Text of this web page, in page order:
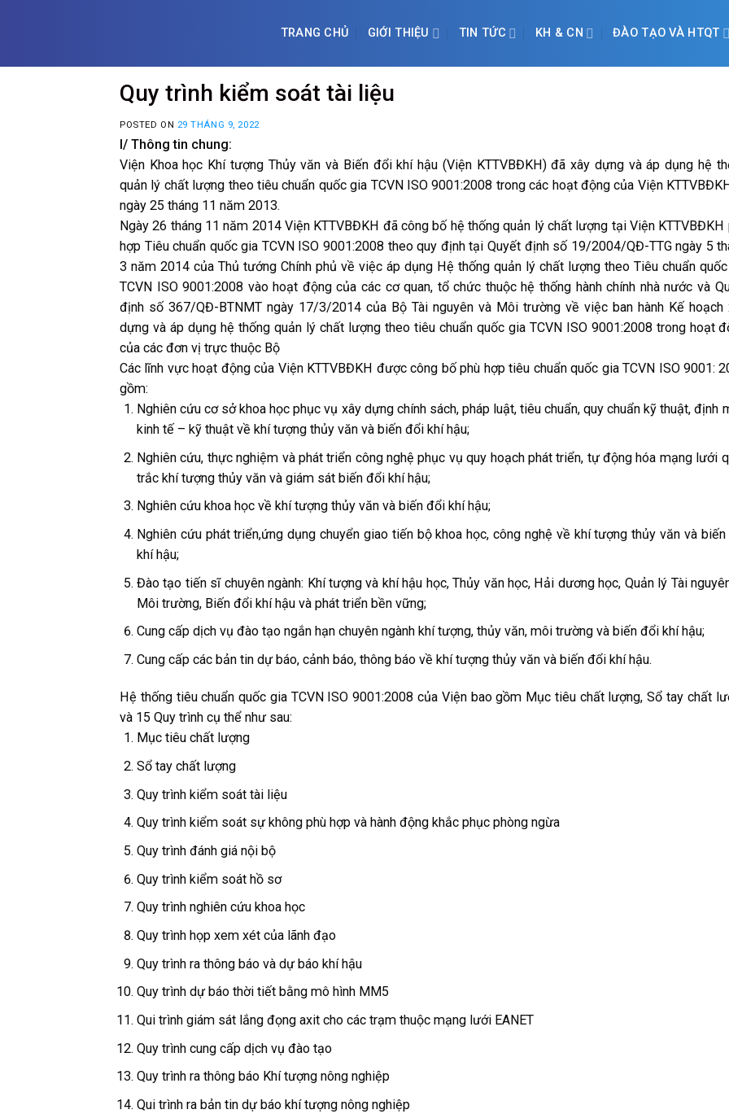
TRANG CHỦ GIỚI THIỆU TIN TỨC KH & CN ĐÀO TẠO VÀ HTQT
Quy trình kiểm soát tài liệu
POSTED ON 29 THÁNG 9, 2022
I/ Thông tin chung:
Viện Khoa học Khí tượng Thủy văn và Biến đổi khí hậu (Viện KTTVBĐKH) đã xây dựng và áp dụng hệ
quản lý chất lượng theo tiêu chuẩn quốc gia TCVN ISO 9001:2008 trong các hoạt động của Viện
ngày 25 tháng 11 năm 2013.
Ngày 26 tháng 11 năm 2014 Viện KTTVBĐKH đã công bố hệ thống quản lý chất lượng tại Viện KTTVBĐKH
hợp Tiêu chuẩn quốc gia TCVN ISO 9001:2008 theo quy định tại Quyết định số 19/2004/QĐ-TTG ngày 5
3 năm 2014 của Thủ tướng Chính phủ về việc áp dụng Hệ thống quản lý chất lượng theo Tiêu chuẩn
TCVN ISO 9001:2008 vào hoạt động của các cơ quan, tổ chức thuộc hệ thống hành chính nhà nước và
định số 367/QĐ-BTNMT ngày 17/3/2014 của Bộ Tài nguyên và Môi trường về việc ban hành Kế hoạch
dựng và áp dụng hệ thống quản lý chất lượng theo tiêu chuẩn quốc gia TCVN ISO 9001:2008 trong hoạt
của các đơn vị trực thuộc Bộ
Các lĩnh vực hoạt động của Viện KTTVBĐKH được công bố phù hợp tiêu chuẩn quốc gia TCVN ISO 9001:
gồm:
Nghiên cứu cơ sở khoa học phục vụ xây dựng chính sách, pháp luật, tiêu chuẩn, quy chuẩn kỹ thuật, định
kinh tế – kỹ thuật về khí tượng thủy văn và biến đổi khí hậu;
Nghiên cứu, thực nghiệm và phát triển công nghệ phục vụ quy hoạch phát triển, tự động hóa mạng lưới
trắc khí tượng thủy văn và giám sát biến đổi khí hậu;
Nghiên cứu khoa học về khí tượng thủy văn và biến đổi khí hậu;
Nghiên cứu phát triển,ứng dụng chuyển giao tiến bộ khoa học, công nghệ về khí tượng thủy văn và
khí hậu;
Đào tạo tiến sĩ chuyên ngành: Khí tượng và khí hậu học, Thủy văn học, Hải dương học, Quản lý Tài
Môi trường, Biến đổi khí hậu và phát triển bền vững;
Cung cấp dịch vụ đào tạo ngắn hạn chuyên ngành khí tượng, thủy văn, môi trường và biến đổi khí hậu;
Cung cấp các bản tin dự báo, cảnh báo, thông báo về khí tượng thủy văn và biến đổi khí hậu.
Hệ thống tiêu chuẩn quốc gia TCVN ISO 9001:2008 của Viện bao gồm Mục tiêu chất lượng, Sổ tay chất
và 15 Quy trình cụ thể như sau:
Mục tiêu chất lượng
Sổ tay chất lượng
Quy trình kiểm soát tài liệu
Quy trình kiểm soát sự không phù hợp và hành động khắc phục phòng ngừa
Quy trình đánh giá nội bộ
Quy trình kiểm soát hồ sơ
Quy trình nghiên cứu khoa học
Quy trình họp xem xét của lãnh đạo
Quy trình ra thông báo và dự báo khí hậu
Quy trình dự báo thời tiết bằng mô hình MM5
Qui trình giám sát lắng đọng axit cho các trạm thuộc mạng lưới EANET
Quy trình cung cấp dịch vụ đào tạo
Quy trình ra thông báo Khí tượng nông nghiệp
Qui trình ra bản tin dự báo khí tượng nông nghiệp